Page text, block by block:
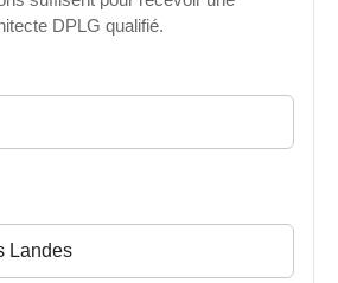
DPLG qualifié.